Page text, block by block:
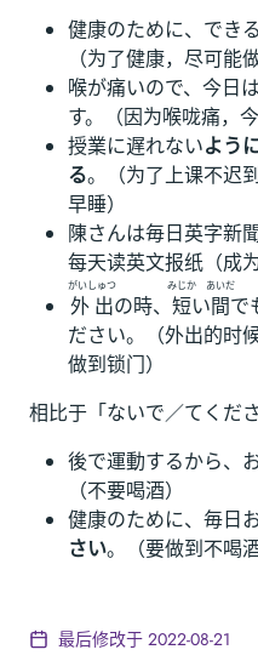
健康のために、でき
（为了健康，尽可能
喉が痛いので、今日
す。（因为喉咙痛，
授業に遅れないよう
る。（为了上课不迟
早睡）
陳さんは毎日英字新
每天读英文报纸（成
外出
がいしゅつ
の時、 短
みじか
い間
あいだ
で
ださい。（外出的时
做到锁门）
相比于「ないで／てくだ
後で運動するから、
（不要喝酒）
健康のために、毎日
さい。（要做到不喝酒
最后修改于 2022-08-21